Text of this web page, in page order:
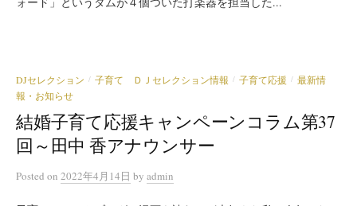
DJセレクション / 子育て ＤＪセレクション情報 / 子育て応援 / 最新情
報・お知らせ
結婚子育て応援キャンペーンコラム第37
回～田中 香アナウンサー
Posted on 2022年4月14日 by admin